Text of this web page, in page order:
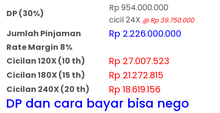
DP (30%)
Rp 954.000.000
cicil 24X @ Rp 39.750.000
Jumlah Pinjaman Rp 2.226.000.000
Rate Margin 8%
Cicilan 120X (10 th)
Rp 27.007.523
Cicilan 180X (15 th) Rp 21.272.815
Cicilan 240X (20 th) Rp 18.619.156
DP dan cara bayar bisa nego